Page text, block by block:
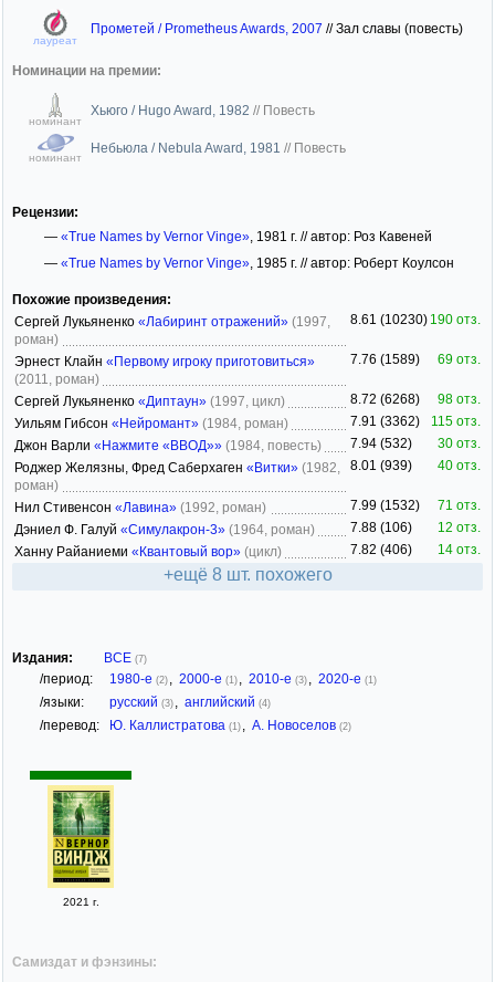
лауреат
Прометей / Prometheus Awards, 2007 //Зал славы (повесть)
Номинации на премии:
номинант
Хьюго / Hugo Award, 1982 // Повесть
номинант
Небьюла / Nebula Award, 1981 // Повесть
Рецензии:
— «True Names by Vernor Vinge», 1981 г. // автор: Роз Кавеней
— «True Names by Vernor Vinge», 1985 г. // автор: Роберт Коулсон
Похожие произведения:
Сергей Лукьяненко «Лабиринт отражений» (1997,
роман)
8.61 (10230) 190 отз.
Эрнест Клайн «Первому игроку приготовиться»
(2011, роман)
7.76 (1589) 69 отз.
Сергей Лукьяненко «Диптаун» (1997, цикл) 8.72 (6268)
98 отз.
Уильям Гибсон «Нейромант» (1984, роман) 7.91 (3362)
115 отз.
Джон Варли «Нажмите «ВВОД»» (1984, повесть) 7.94 (532)
30 отз.
Роджер Желязны, Фред Саберхаген «Витки» (1982,
роман)
8.01 (939) 40 отз.
Нил Стивенсон «Лавина» (1992, роман) 7.99 (1532)
71 отз.
Дэниел Ф. Галуй «Симулакрон-3» (1964, роман) 7.88 (106)
12 отз.
Ханну Райаниеми «Квантовый вор» (цикл) 7.82 (406) 14 отз.
+ещё 8 шт. похожего
Издания: ВСЕ (7)
/период: 1980-е (2) , 2000-е (1) , 2010-е (3) , 2020-е (1)
/языки: русский (3) , английский (4)
/перевод: Ю. Каллистратова (1) , А. Новоселов (2)
2021 г.
Самиздат и фэнзины: